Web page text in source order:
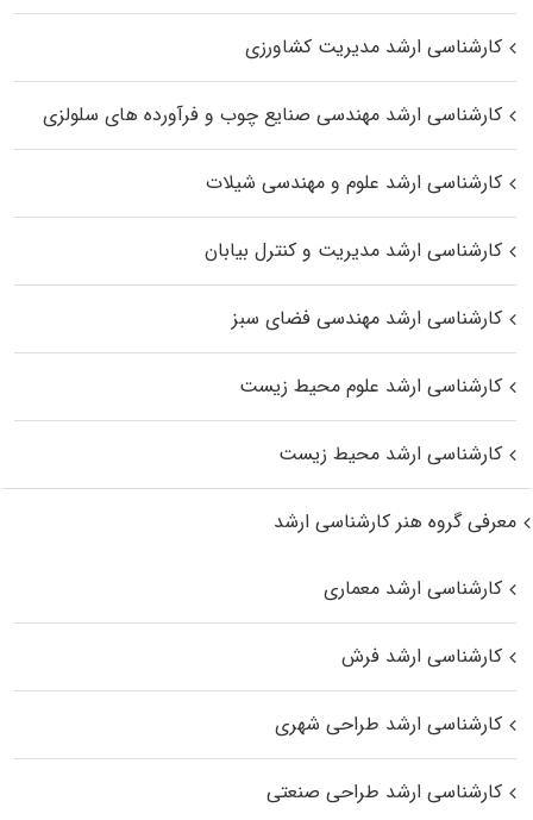
کارشناسی ارشد مدیریت کشاورزی
کارشناسی ارشد مهندسی صنایع چوب و فرآورده‌ های سلولزی
کارشناسی ارشد علوم و مهندسی شیلات
کارشناسی ارشد مدیریت و کنترل بیابان
کارشناسی ارشد مهندسی فضای سبز
کارشناسی ارشد علوم محیط‌ زیست
کارشناسی ارشد محیط زیست
معرفی گروه هنر کارشناسی ارشد
کارشناسی ارشد معماری
کارشناسی ارشد فرش
کارشناسی ارشد طراحی شهری
کارشناسی ارشد طراحی صنعتی